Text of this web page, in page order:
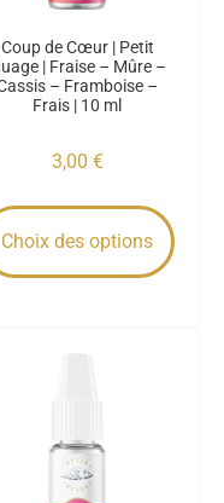
Coup de Cœur | Petit
| Fraise – Mûre –
– Framboise –
Frais | 10 ml
3,00 €
Choix des options